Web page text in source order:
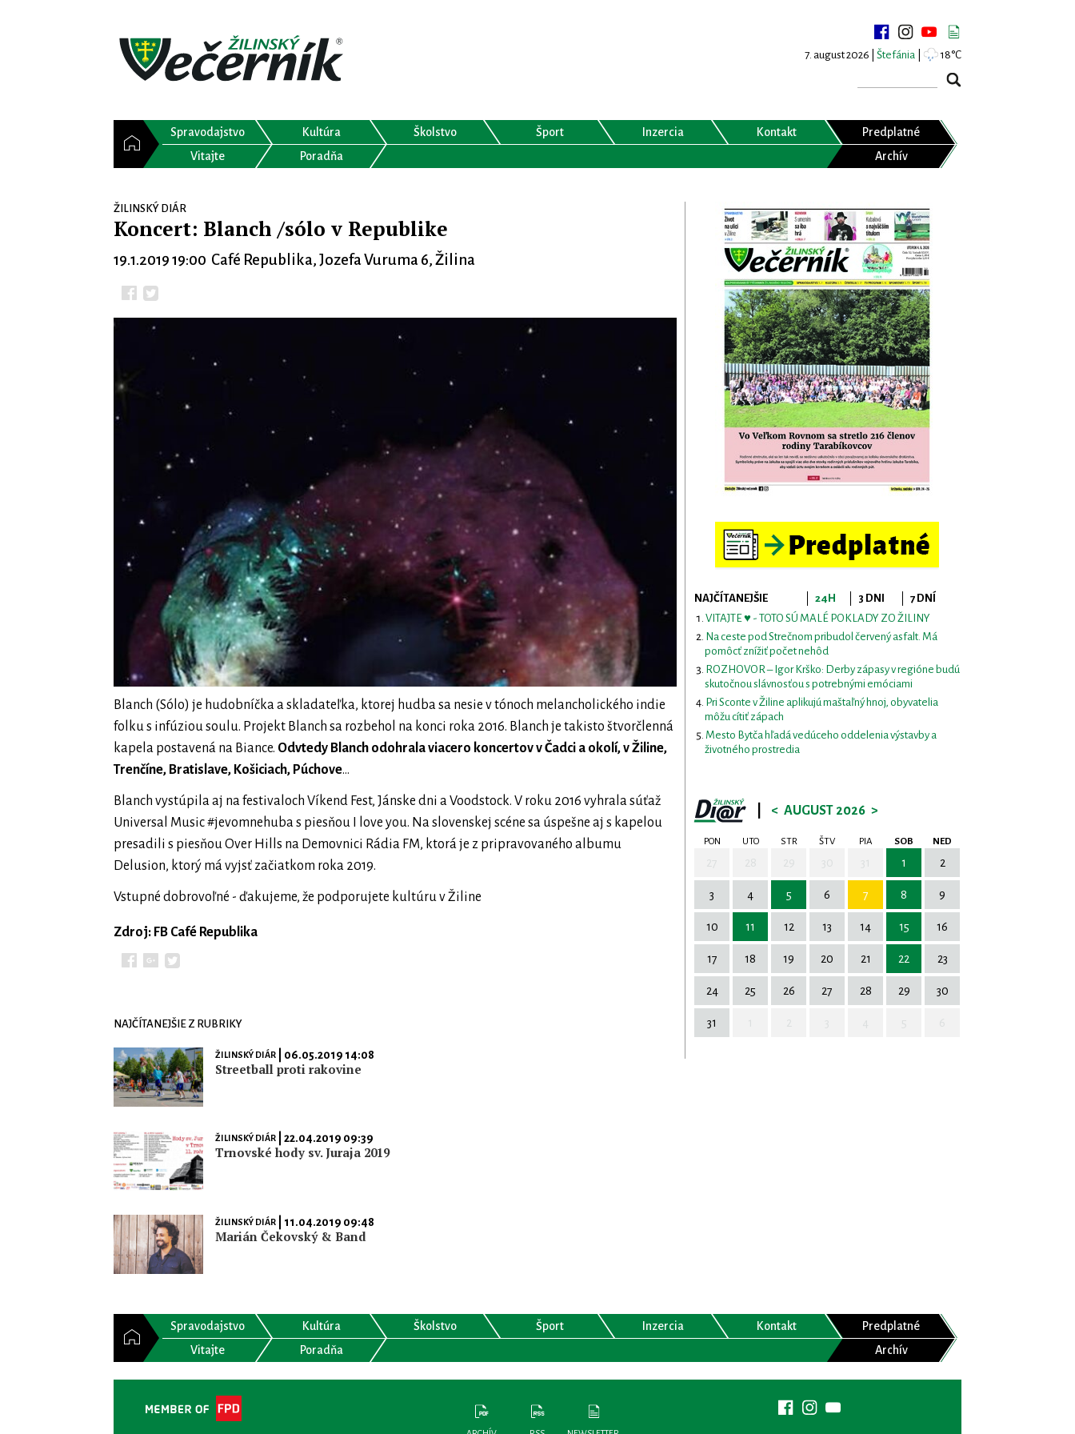
7. august 2026 | Štefánia 18°C
Spravodajstvo Kultúra Školstvo Šport Inzercia Kontakt
Predplatné
Vitajte
Poradňa Archív
ŽILINSKÝ DIÁR
Koncert: Blanch /sólo v Republike
19.1.2019 19:00 Café Republika, Jozefa Vuruma 6, Žilina
Blanch (Sólo) je hudobníčka a skladateľka, ktorej hudba sa nesie v tónoch melancholického indie
folku s infúziou soulu. Projekt Blanch sa rozbehol na konci roka 2016. Blanch je takisto štvorčlenná
kapela postavená na Biance. Odvtedy Blanch odohrala viacero koncertov v Čadci a okolí, v Žiline,
Trenčíne, Bratislave, Košiciach, Púchove…
Blanch vystúpila aj na festivaloch Víkend Fest, Jánske dni a Voodstock. V roku 2016 vyhrala súťaž
Universal Music #jevomnehuba s piesňou I love you. Na slovenskej scéne sa úspešne aj s kapelou
presadili s piesňou Over Hills na Demovnici Rádia FM, ktorá je z pripravovaného albumu
Delusion, ktorý má vyjsť začiatkom roka 2019.
Vstupné dobrovoľné - ďakujeme, že podporujete kultúru v Žiline
Zdroj: FB Café Republika
NAJČÍTANEJŠIE Z RUBRIKY
ŽILINSKÝ DIÁR| 06.05.2019 14:08
Streetball proti rakovine
ŽILINSKÝ DIÁR| 22.04.2019 09:39
Trnovské hody sv. Juraja 2019
ŽILINSKÝ DIÁR| 11.04.2019 09:48
Marián Čekovský & Band
NAJČÍTANEJŠIE 24H 3 DNI
7 DNÍ
VITAJTE ♥ - TOTO SÚ MALÉ POKLADY ZO ŽILINY
Na ceste pod Strečnom pribudol červený asfalt. Má
pomôcť znížiť počet nehôd
ROZHOVOR – Igor Krško: Derby zápasy v regióne budú
skutočnou slávnosťou s potrebnými emóciami
Pri Sconte v Žiline aplikujú maštaľný hnoj, obyvatelia
môžu cítiť zápach
Mesto Bytča hľadá vedúceho oddelenia výstavby a
životného prostredia
< AUGUST 2026 >
PON UTO STR ŠTV PIA SOB NED
1 2
3 4 5 6 7 8 9
10 11 12 13 14 15 16
17 18 19 20 21 22 23
24 25 26 27 28 29 30
31
Spravodajstvo Kultúra Školstvo Šport Inzercia Kontakt
Predplatné
Vitajte
Poradňa Archív